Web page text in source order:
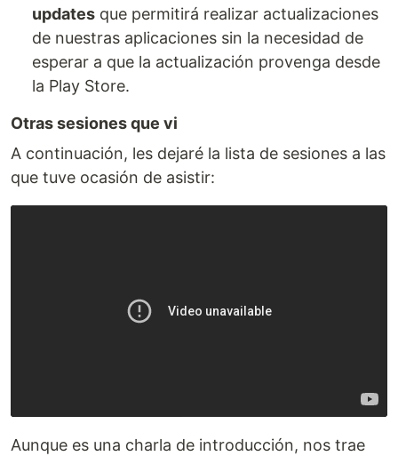
updates que permitirá realizar actualizaciones
de nuestras aplicaciones sin la necesidad de
esperar a que la actualización provenga desde
la Play Store.
Otras sesiones que vi
A continuación, les dejaré la lista de sesiones a las
que tuve ocasión de asistir:
Aunque es una charla de introducción, nos trae